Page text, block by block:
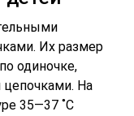
Их размер
одиночке,
цепочками. На
35—37 ˚С